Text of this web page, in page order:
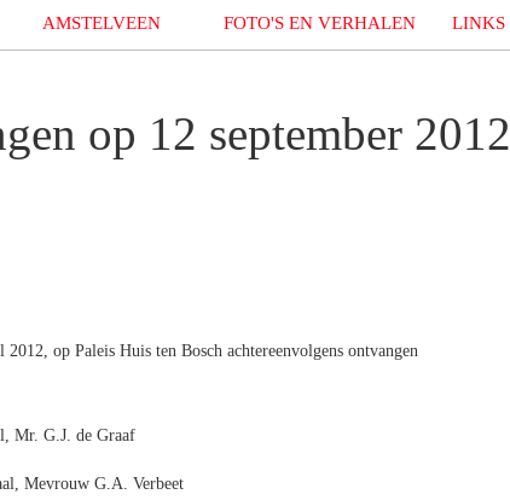
AMSTELVEEN FOTO'S EN VERHALEN LINKS
op 12 september 2012
op Paleis Huis ten Bosch achtereenvolgens ontvangen
Mr. G.J. de Graaf
Mevrouw G.A. Verbeet